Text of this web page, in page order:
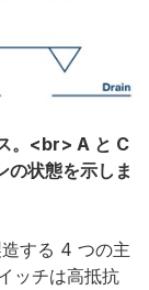
。<br> A と C
の状態を示しま
する 4 つの主
ッチは高抵抗